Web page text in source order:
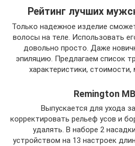
Рейтинг лучших
Только надежное изделие
волосы на теле. Использовать
довольно просто. Даже
эпиляцию. Предлагаем список
характеристики,
Remington
Выпускается для ухода
корректировать рельеф усов и
удалять. В наборе 2
устройством на 13 настроек